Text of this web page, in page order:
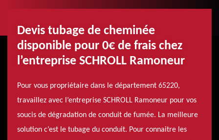
Devis tubage de cheminée
disponible pour 0€ de frais chez
l’entreprise SCHROLL Ramoneur
Pour vous propriétaire dans le département 65220,
travaillez avec l’entreprise SCHROLL Ramoneur pour vos
soucis de dégradation de conduit de fumée. La meilleure
solution c’est le tubage du conduit. Pour connaitre les